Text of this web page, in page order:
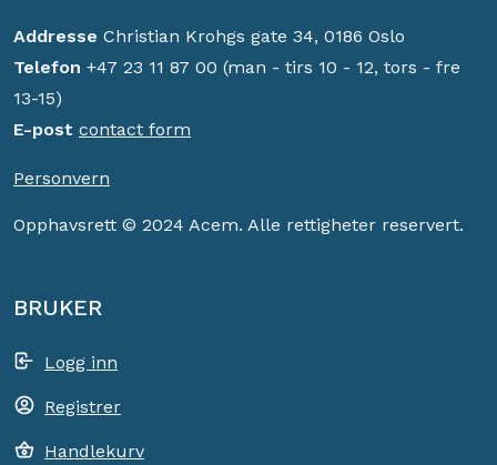
Addresse Christian Krohgs gate 34, 0186 Oslo
Telefon +47 23 11 87 00 (man - tirs 10 - 12, tors - fre
13-15)
E-post contact form
Personvern
Opphavsrett © 2024 Acem. Alle rettigheter reservert.
BRUKER
Logg inn
Registrer
Handlekurv